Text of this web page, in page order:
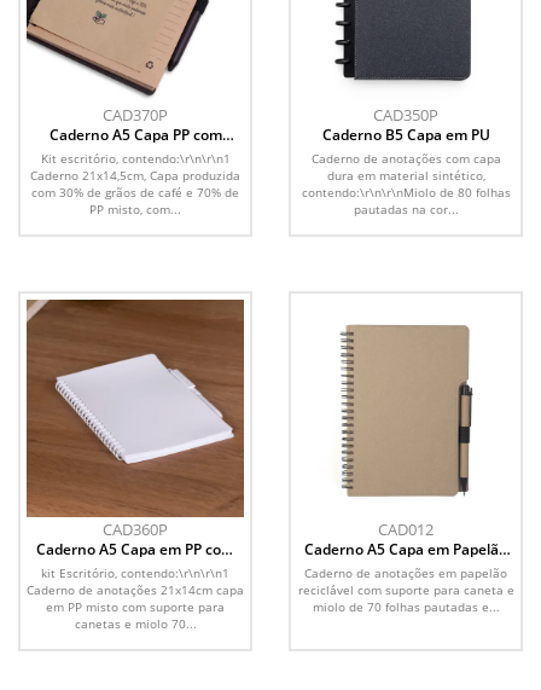
CAD370P
Caderno A5 Capa PP com
Kit escritório, contendo:\r\n\r\n1
Caderno 21x14,5cm, Capa produzida
com 30% de grãos de café e 70% de
PP misto, com...
CAD350P
Caderno B5 Capa em PU
Caderno de anotações com capa
dura em material sintético,
contendo:\r\n\r\nMiolo de 80 folhas
pautadas na cor...
CAD360P
Caderno A5 Capa em PP com
kit Escritório, contendo:\r\n\r\n1
Caderno de anotações 21x14cm capa
em PP misto com suporte para
canetas e miolo 70...
CAD012
Caderno A5 Capa em Papelão
Reciclado c/ Caneta
Caderno de anotações em papelão
reciclável com suporte para caneta e
miolo de 70 folhas pautadas e...